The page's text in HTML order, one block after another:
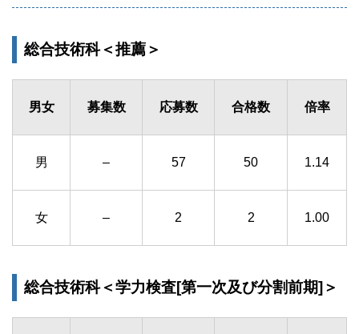
総合技術科＜推薦＞
男女 募集数 応募数 合格数 倍率
男 – 57 50 1.14
女 – 2 2 1.00
総合技術科＜学力検査[第一次及び分割前期]＞